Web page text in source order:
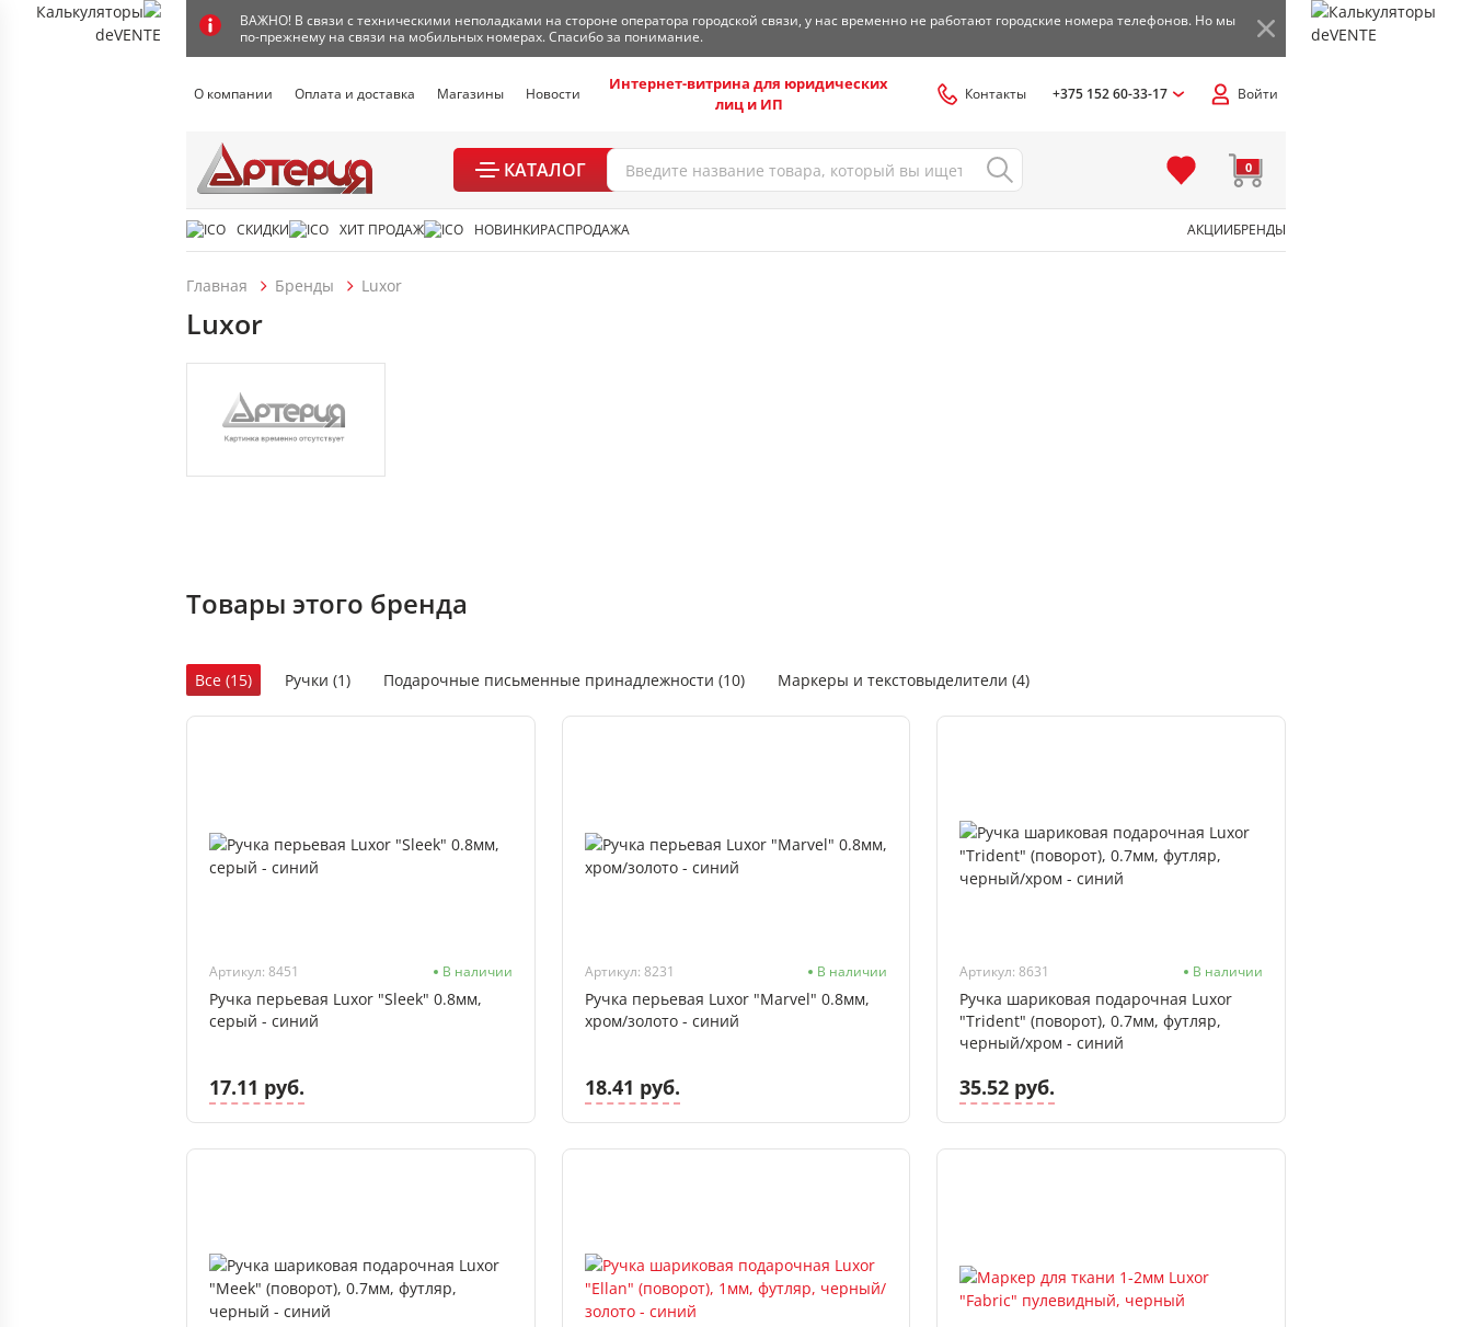
ВАЖНО! В связи с техническими неполадками на стороне оператора городской связи, у нас временно не работают городские номера телефонов. Но мы
по-прежнему на связи на мобильных номерах. Спасибо за понимание.
О компании Оплата и доставка Магазины Новости
Интернет-витрина для юридических
лиц и ИП
Контакты +375 152 60-33-17 Войти
КАТАЛОГ 0
СКИДКИ ХИТ ПРОДАЖ НОВИНКИРАСПРОДАЖА АКЦИИБРЕНДЫ
Главная Бренды Luxor
Luxor
Товары этого бренда
Все (15) Ручки (1) Подарочные письменные принадлежности (10) Маркеры и текстовыделители (4)
Артикул: 8451 В наличии
Ручка перьевая Luxor "Sleek" 0.8мм,
серый - синий
17.11 руб.
Артикул: 8231 В наличии
Ручка перьевая Luxor "Marvel" 0.8мм,
хром/золото - синий
18.41 руб.
Артикул: 8631 В наличии
Ручка шариковая подарочная Luxor
"Trident" (поворот), 0.7мм, футляр,
черный/хром - синий
35.52 руб.